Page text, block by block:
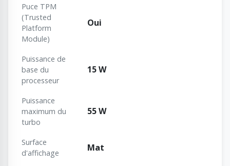
Puce TPM
(Trusted
Platform
Module)
Oui
Puissance de
base du
processeur
15 W
Puissance
maximum du
turbo
55 W
Surface
d'affichage
Mat